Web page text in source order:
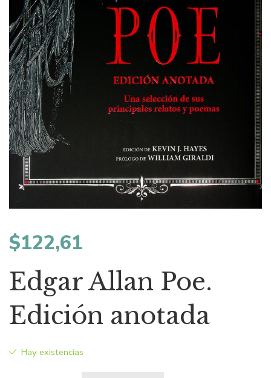
$122,61
Edgar Allan Poe.
Edición anotada
Hay existencias